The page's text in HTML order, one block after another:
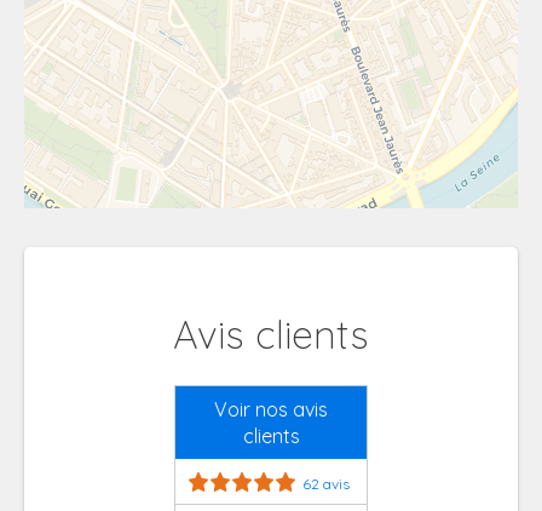
Avis clients
Voir nos avis
clients
62 avis